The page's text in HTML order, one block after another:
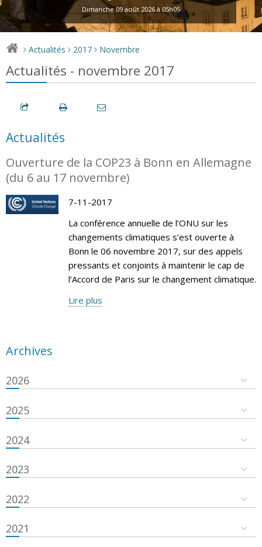
Dimanche 09 août 2026 à 05h05
> Actualités > 2017 > Novembre
Actualités - novembre 2017
Actualités
Ouverture de la COP23 à Bonn en Allemagne
(du 6 au 17 novembre)
7-11-2017
La conférence annuelle de l’ONU sur les
changements climatiques s’est ouverte à
Bonn le 06 novembre 2017, sur des appels
pressants et conjoints à maintenir le cap de
l’Accord de Paris sur le changement climatique.
Lire plus
Archives
2026
2025
2024
2023
2022
2021